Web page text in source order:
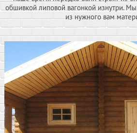
обшивкой липовой вагонкой изнутри.
из нужного вам